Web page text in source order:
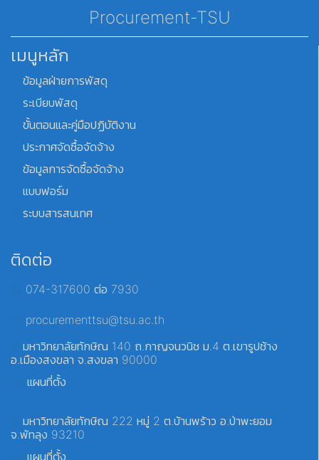
Procurement-TSU
เมนูหลัก
ข้อมูลฝ่ายการพัสดุ
ระเบียบพัสดุ
ขั้นตอนและคู่มือปฏิบัติงาน
ประกาศจัดซื้อจัดจ้าง
ข้อมูลการจัดซื้อจัดจ้าง
แบบฟอร์ม
ระบบสารสนเทศ
ติดต่อ
074-317600 ต่อ 7930
procurementtsu@tsu.ac.th
มหาวิทยาลัยทักษิณ 140 ถ.กาญจนวนิช ม.4 ต.เขารูปช้าง
อ.เมืองสงขลา จ.สงขลา 90000
แผนที่ตั้ง
มหาวิทยาลัยทักษิณ 222 หมู่ 2 ต.บ้านพร้าว อ.ป่าพะยอม
จ.พัทลุง 93210
แผนที่ตั้ง